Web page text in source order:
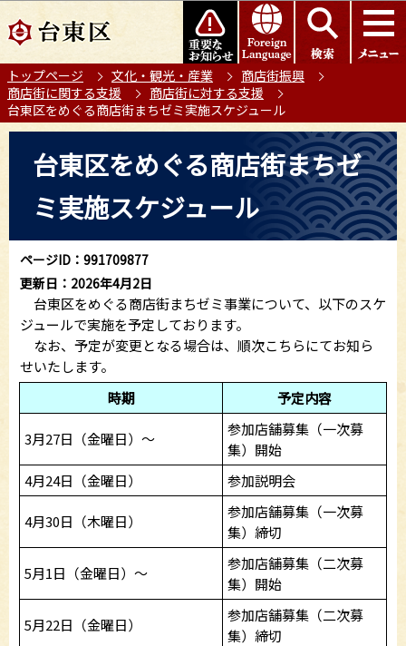
の
ー
ジ
の
このページの本文へ移動
トップページ 文化・観光・産業
商店街振興
商店街に関する支援
商店街に対する支援
台東区をめぐる商店街まちゼミ実施スケジュール
ら
台東区をめぐる商店街まちゼ
ミ実施スケジュール
ページID：991709877
更新日：2026年4月2日
台東区をめぐる商店街まちゼミ事業について、以下のスケ
ジュールで実施を予定しております。
なお、予定が変更となる場合は、順次こちらにてお知ら
せいたします。
時期
予定内容
3月27日（金曜日）～
参加店舗募集（一次募
集）開始
4月24日（金曜日）
参加説明会
4月30日（木曜日）
参加店舗募集（一次募
集）締切
5月1日（金曜日）～
参加店舗募集（二次募
集）開始
5月22日（金曜日）
参加店舗募集（二次募
集）締切